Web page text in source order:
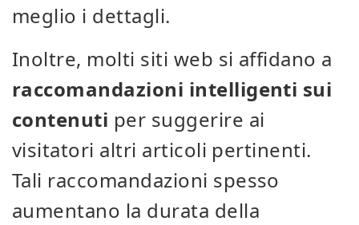
meglio i dettagli.
Inoltre, molti siti web si affidano a
raccomandazioni intelligenti sui
contenuti per suggerire ai
visitatori altri articoli pertinenti.
Tali raccomandazioni spesso
aumentano la durata della